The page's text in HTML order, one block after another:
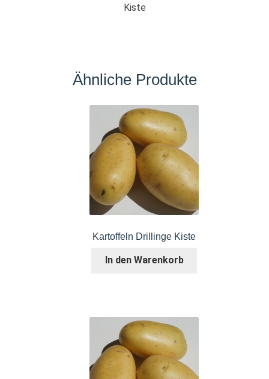
Kiste
Ähnliche Produkte
Kartoffeln Drillinge Kiste
In den Warenkorb